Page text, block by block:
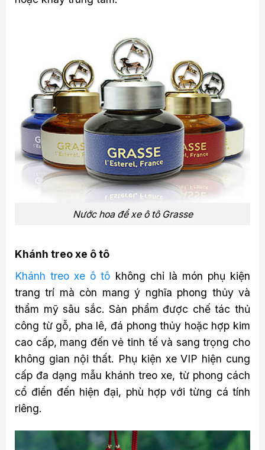
Nước hoa để xe ô tô Grasse
Khánh treo xe ô tô
Khánh treo xe ô tô không chỉ là món phụ kiện
trang trí mà còn mang ý nghĩa phong thủy và
thẩm mỹ sâu sắc. Sản phẩm được chế tác thủ
công từ gỗ, pha lê, đá phong thủy hoặc hợp kim
cao cấp, mang đến vẻ tinh tế và sang trọng cho
không gian nội thất. Phụ kiện xe VIP hiện cung
cấp đa dạng mẫu khánh treo xe, từ phong cách
cổ điển đến hiện đại, phù hợp với từng cá tính
riêng.